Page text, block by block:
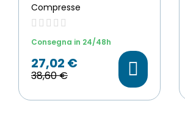
Compresse
Consegna in 24/48h
38,60 €
27,02 €